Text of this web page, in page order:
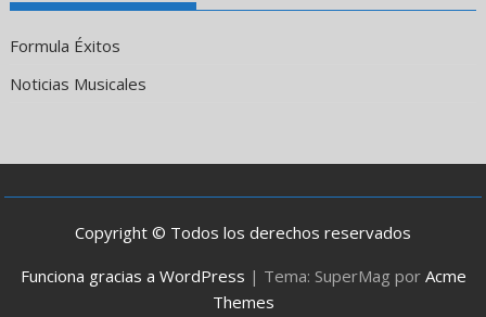
Formula Éxitos
Noticias Musicales
Copyright © Todos los derechos reservados
Funciona gracias a WordPress | Tema: SuperMag por Acme
Themes